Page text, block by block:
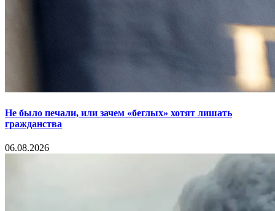
Не было печали, или зачем «беглых» хотят лишать
гражданства
06.08.2026